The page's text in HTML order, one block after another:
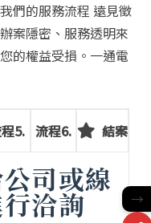
們的服務流程 遠見徵
案隱密、服務透明來
的權益受損。一通電
5. 流程6. 結案
司或線
行洽詢
→